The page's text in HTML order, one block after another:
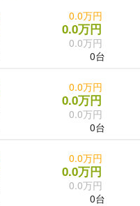
0.0万円
0.0万円
0.0万円
0台
0.0万円
0.0万円
0.0万円
0台
0.0万円
0.0万円
0.0万円
0台